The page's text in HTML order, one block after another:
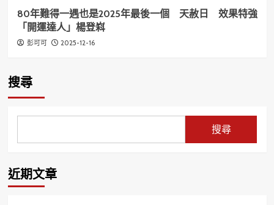
80年難得一遇也是2025年最後一個 天赦日 效果特強
「開運達人」楊登嵙
彭可可 2025-12-16
搜尋
搜尋
近期文章